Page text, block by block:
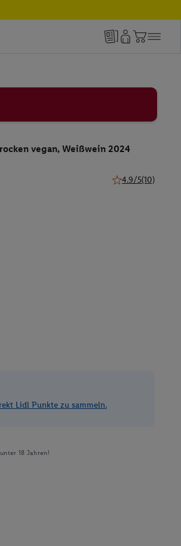
vegan, Weißwein 2024
4.9/5(10)
Lidl Punkte zu sammeln.
18 Jahren!